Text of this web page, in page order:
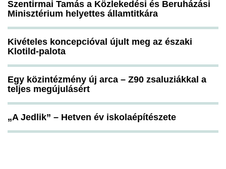
Szentirmai Tamás a Közlekedési és Beruházási
Minisztérium helyettes államtitkára
Kivételes koncepcióval újult meg az északi
Klotild-palota
Egy közintézmény új arca – Z90 zsaluziákkal a
teljes megújulásért
„A Jedlik” – Hetven év iskolaépítészete